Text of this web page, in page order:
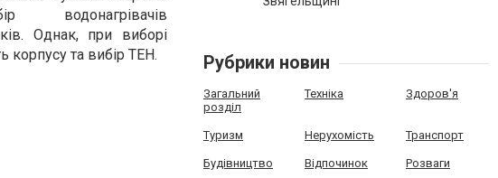
Однак, при виборі
корпусу та вибір ТЕН.
Рубрики новин
Загальний
розділ
Техніка Здоров'я
Туризм Нерухомість Транспорт
Будівництво Відпочинок Розваги